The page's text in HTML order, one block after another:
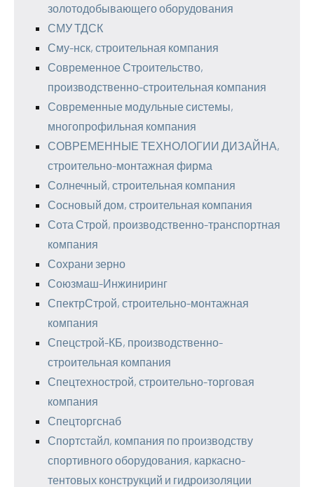
золотодобывающего оборудования
СМУ ТДСК
Сму-нск, строительная компания
Современное Строительство,
производственно-строительная компания
Современные модульные системы,
многопрофильная компания
СОВРЕМЕННЫЕ ТЕХНОЛОГИИ ДИЗАЙНА,
строительно-монтажная фирма
Солнечный, строительная компания
Сосновый дом, строительная компания
Сота Строй, производственно-транспортная
компания
Сохрани зерно
Союзмаш-Инжиниринг
СпектрСтрой, строительно-монтажная
компания
Спецстрой-КБ, производственно-
строительная компания
Спецтехнострой, строительно-торговая
компания
Спецторгснаб
Спортстайл, компания по производству
спортивного оборудования, каркасно-
тентовых конструкций и гидроизоляции